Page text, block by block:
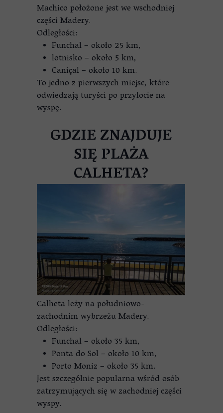
Machico położone jest we wschodniej
części Madery.
Odległości:
Funchal – około 25 km,
lotnisko – około 5 km,
Caniçal – około 10 km.
To jedno z pierwszych miejsc, które
odwiedzają turyści po przylocie na
wyspę.
GDZIE ZNAJDUJE
SIĘ PLAŻA
CALHETA?
Calheta leży na południowo-
zachodnim wybrzeżu Madery.
Odległości:
Funchal – około 35 km,
Ponta do Sol – około 10 km,
Porto Moniz – około 35 km.
Jest szczególnie popularna wśród osób
zatrzymujących się w zachodniej części
wyspy.